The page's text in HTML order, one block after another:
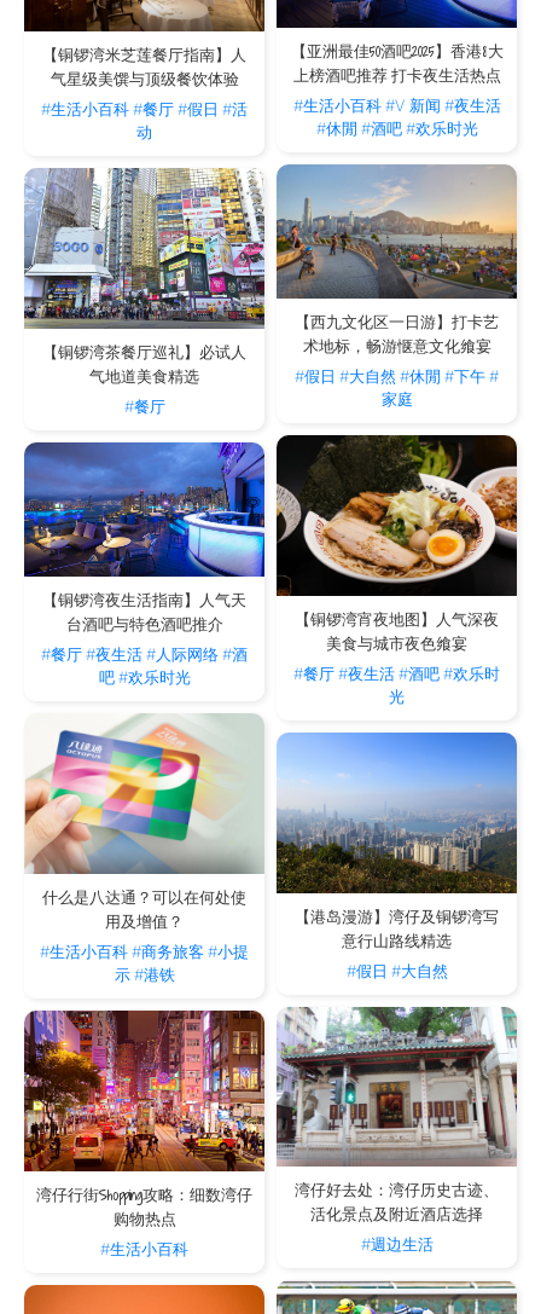
【亚洲最佳50酒吧2025】香港8大
上榜酒吧推荐 打卡夜生活热点
#生活小百科 #V 新闻 #夜生活
#休閒 #酒吧 #欢乐时光
【铜锣湾米芝莲餐厅指南】人
气星级美馔与顶级餐饮体验
#生活小百科#餐厅#假日 #活
动
【西九文化区一日游】打卡艺
术地标，畅游惬意文化飨宴
#假日 #大自然#休閒 #下午#
家庭
【铜锣湾茶餐厅巡礼】必试人
气地道美食精选
#餐厅
【铜锣湾宵夜地图】人气深夜
美食与城市夜色飨宴
#餐厅#夜生活#酒吧#欢乐时
光
【铜锣湾夜生活指南】人气天
台酒吧与特色酒吧推介
#餐厅#夜生活#人际网络#酒
吧 #欢乐时光
什么是八达通？可以在何处使
用及增值？
#生活小百科#商务旅客 #小提
示 #港铁
【港岛漫游】湾仔及铜锣湾写
意行山路线精选
#假日 #大自然
湾仔好去处：湾仔历史古迹、
活化景点及附近酒店选择
#週边生活
湾仔行街Shopping攻略：细数湾仔
购物热点
#生活小百科